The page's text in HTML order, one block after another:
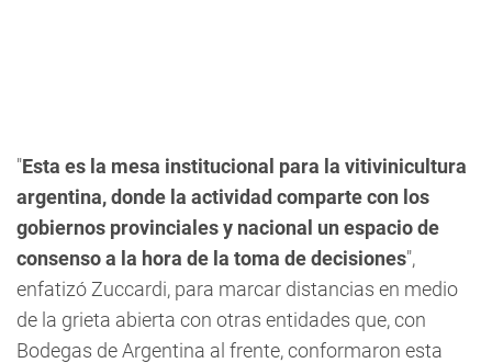
"Esta es la mesa institucional para la vitivinicultura
argentina, donde la actividad comparte con los
gobiernos provinciales y nacional un espacio de
consenso a la hora de la toma de decisiones",
enfatizó Zuccardi, para marcar distancias en medio
de la grieta abierta con otras entidades que, con
Bodegas de Argentina al frente, conformaron esta